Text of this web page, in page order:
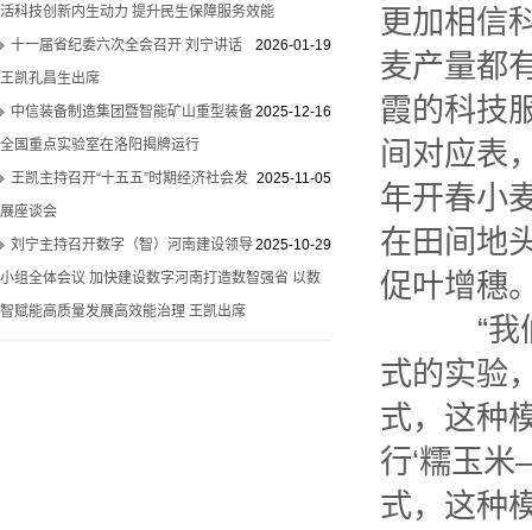
活科技创新内生动力 提升民生保障服务效能
2026-01-19
十一届省纪委六次全会召开 刘宁讲话
王凯孔昌生出席
2025-12-16
中信装备制造集团暨智能矿山重型装备
全国重点实验室在洛阳揭牌运行
2025-11-05
王凯主持召开“十五五”时期经济社会发
展座谈会
2025-10-29
刘宁主持召开数字（智）河南建设领导
小组全体会议 加快建设数字河南打造数智强省 以数
智赋能高质量发展高效能治理 王凯出席
更加相信
麦产量都
霞的科技
间对应表
年开春小
在田间地
促叶增穗
“我们
式的实验
式，这种
行‘糯玉
式，这种